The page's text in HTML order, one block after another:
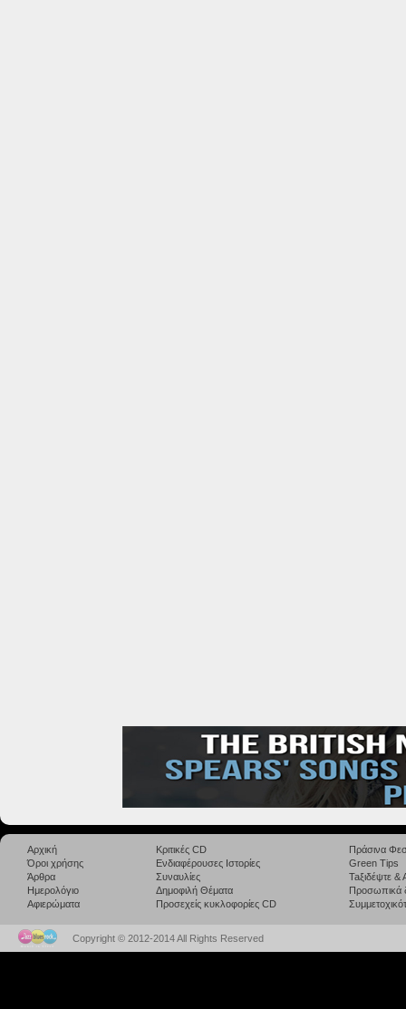
Αρχική
Όροι χρήσης
Άρθρα
Ημερολόγιο
Αφιερώματα
Κριτικές CD
Ενδιαφέρουσες Ιστορίες
Συναυλίες
Δημοφιλή Θέματα
Προσεχείς κυκλοφορίες CD
Πράσινα
Green Tips
Taξιδέψτε
Προσωπικά
Copyright © 2012-2014 All Rights Reserved